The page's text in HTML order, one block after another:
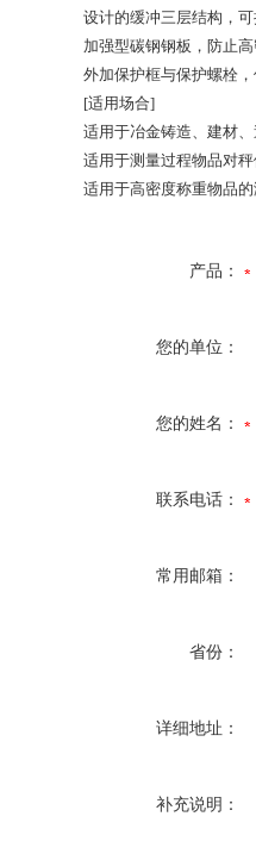
设计的缓冲三层结构，
加强型碳钢钢板，防止
外加保护框与保护螺栓
[适用场合]
适用于冶金铸造、建材
适用于测量过程物品对
适用于高密度称重物品
产品：
您的单位：
您的姓名：
联系电话：
常用邮箱：
省份：
详细地址：
补充说明：